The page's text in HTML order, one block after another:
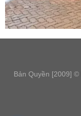
Bản Quyền [2009] ©